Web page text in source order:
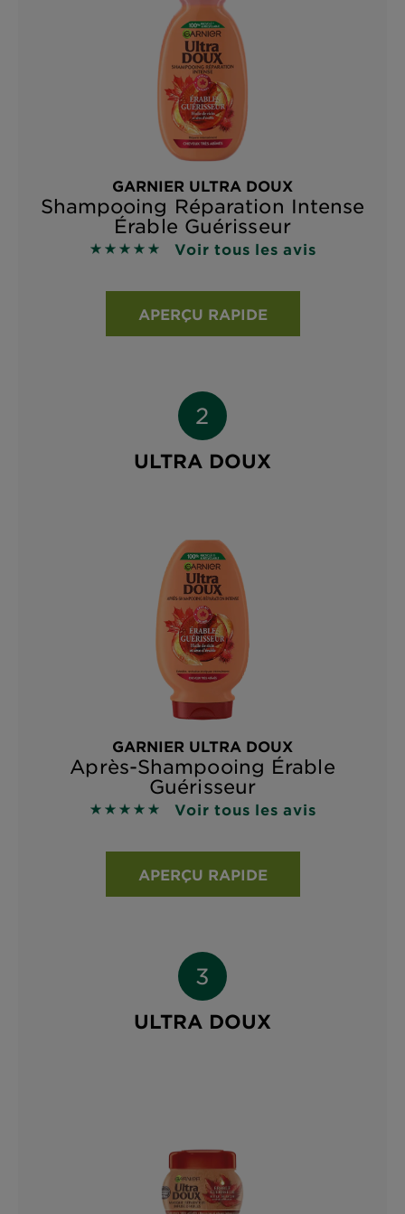
GARNIER ULTRA DOUX
Shampooing Réparation Intense
Érable Guérisseur
4.8333 sur 5 étoiles basé sur les avis
Voir tous les avis
APERÇU RAPIDE
ULTRA DOUX
GARNIER ULTRA DOUX
Après-Shampooing Érable
Guérisseur
5 sur 5 étoiles basé sur les avis
Voir tous les avis
APERÇU RAPIDE
ULTRA DOUX